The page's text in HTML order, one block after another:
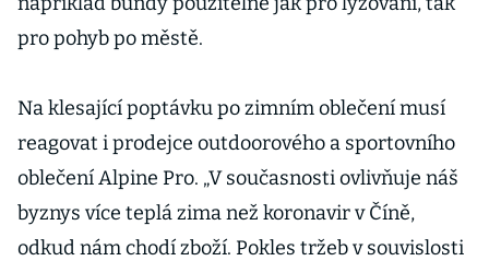
pro pohyb po městě.
Na klesající poptávku po zimním oblečení musí
reagovat i prodejce outdoorového a sportovního
oblečení Alpine Pro. „V současnosti ovlivňuje náš
byznys více teplá zima než koronavir v Číně,
odkud nám chodí zboží. Pokles tržeb v souvislosti